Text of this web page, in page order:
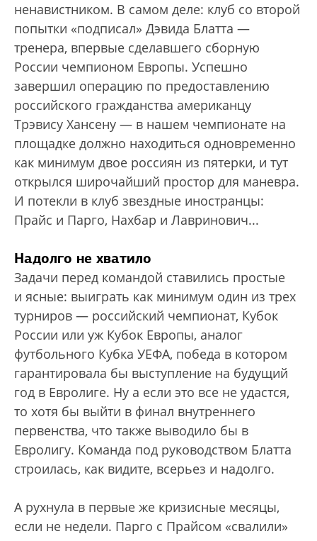
ненавистником. В самом деле: клуб со второй
попытки «подписал» Дэвида Блатта —
тренера, впервые сделавшего сборную
России чемпионом Европы. Успешно
завершил операцию по предоставлению
российского гражданства американцу
Трэвису Хансену — в нашем чемпионате на
площадке должно находиться одновременно
как минимум двое россиян из пятерки, и тут
открылся широчайший простор для маневра.
И потекли в клуб звездные иностранцы:
Прайс и Парго, Нахбар и Лавринович...
Надолго не хватило
Задачи перед командой ставились простые
и ясные: выиграть как минимум один из трех
турниров — российский чемпионат, Кубок
России или уж Кубок Европы, аналог
футбольного Кубка УЕФА, победа в котором
гарантировала бы выступление на будущий
год в Евролиге. Ну а если это все не удастся,
то хотя бы выйти в финал внутреннего
первенства, что также выводило бы в
Евролигу. Команда под руководством Блатта
строилась, как видите, всерьез и надолго.
А рухнула в первые же кризисные месяцы,
если не недели. Парго с Прайсом «свалили»